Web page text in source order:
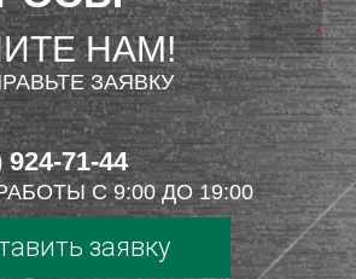
НАМ!
ЗАЯВКУ
924-71-44
С 9:00 ДО 19:00
заявку